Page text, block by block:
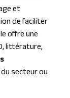
et
de faciliter
offre une
littérature,
secteur ou